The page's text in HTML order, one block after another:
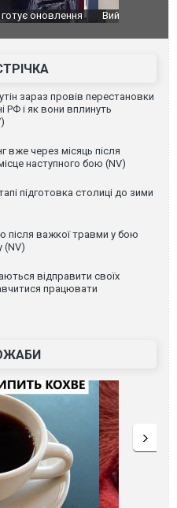
легендарного
зараз провів перестановки
РФ і як вони вплинуть
вже через місяць після
наступного бою (NV)
підготовка столиці до зими
після важкої травми у бою
(NV)
відправити своїх
працювати